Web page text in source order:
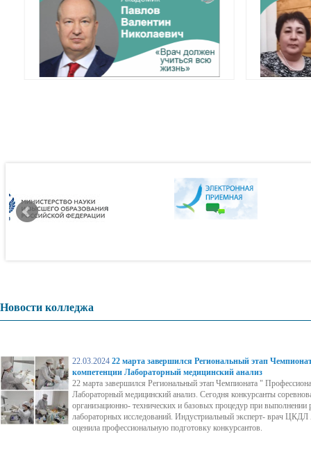
Новости колледжа
22.03.2024 22 марта завершился Региональный этап
компетенции Лабораторный медицинский анализ
22 марта завершился Региональный этап Чемпионата "
Лабораторный медицинский анализ. Сегодня конкурсанты
организационно- технических и базовых процедур при выполнении
лабораторных исследований. Индустриальный эксперт- врач
оценила профессиональную подготовку конкурсантов.